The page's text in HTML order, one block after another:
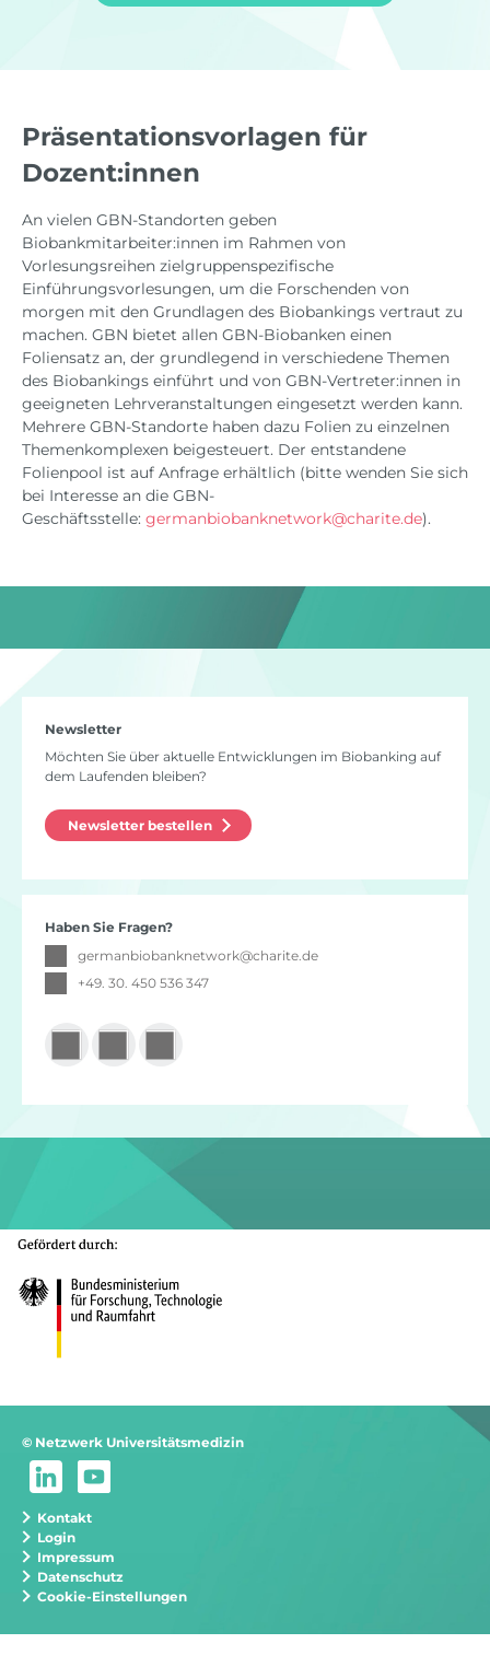
Präsentationsvorlagen für
Dozent:innen
An vielen GBN-Standorten geben
Biobankmitarbeiter:innen im Rahmen von
Vorlesungsreihen zielgruppenspezifische
Einführungsvorlesungen, um die Forschenden von
morgen mit den Grundlagen des Biobankings vertraut zu
machen. GBN bietet allen GBN-Biobanken einen
Foliensatz an, der grundlegend in verschiedene Themen
des Biobankings einführt und von GBN-Vertreter:innen in
geeigneten Lehrveranstaltungen eingesetzt werden kann.
Mehrere GBN-Standorte haben dazu Folien zu einzelnen
Themenkomplexen beigesteuert. Der entstandene
Folienpool ist auf Anfrage erhältlich (bitte wenden Sie sich
bei Interesse an die GBN-
Geschäftsstelle: germanbiobanknetwork@charite.de).
Newsletter
Möchten Sie über aktuelle Entwicklungen im Biobanking auf
dem Laufenden bleiben?
Newsletter bestellen
Haben Sie Fragen?
germanbiobanknetwork@charite.de
+49. 30. 450 536 347
© Netzwerk Universitätsmedizin
Kontakt
Login
Impressum
Datenschutz
Cookie-Einstellungen